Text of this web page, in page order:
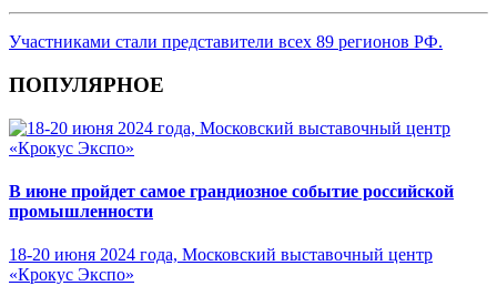
Участниками стали представители всех 89 регионов РФ.
ПОПУЛЯРНОЕ
В июне пройдет самое грандиозное событие российской
промышленности
18-20 июня 2024 года, Московский выставочный центр
«Крокус Экспо»